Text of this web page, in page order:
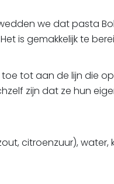
we dat pasta
is gemakkelijk te
tot aan de lijn die
zijn dat ze hun
citroenzuur),